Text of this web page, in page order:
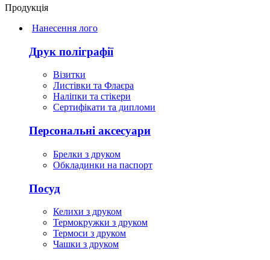
Продукція
Нанесення лого
Друк поліграфії
Візитки
Листівки та Флаєра
Наліпки та стікери
Сертифікати та дипломи
Персональні аксесуари
Брелки з друком
Обкладинки на паспорт
Посуд
Келихи з друком
Термокружки з друком
Термоси з друком
Чашки з друком